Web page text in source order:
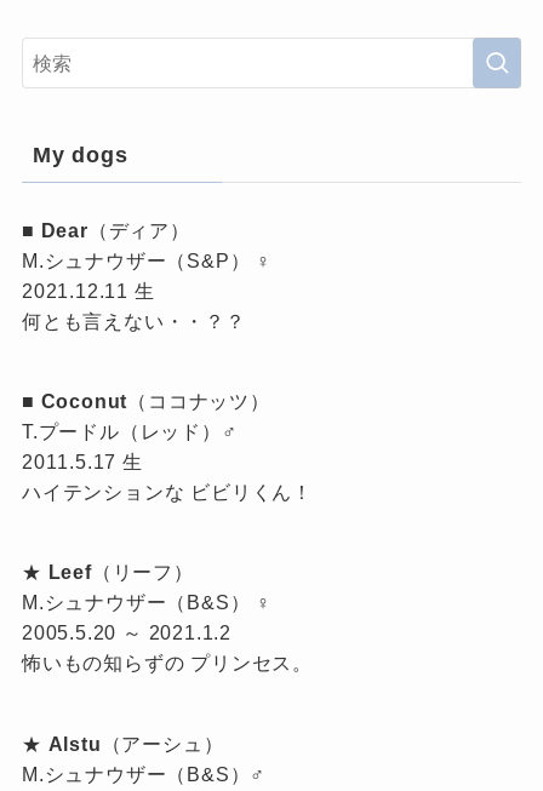
My dogs
■ Dear （ディア）
M.シュナウザー（S&P） ♀
2021.12.11 生
何とも言えない・・？？
■ Coconut （ココナッツ）
T.プードル（レッド）♂
2011.5.17 生
ハイテンションな ビビリくん！
★ Leef（リーフ）
M.シュナウザー（B&S） ♀
2005.5.20 ～ 2021.1.2
怖いもの知らずの プリンセス。
★ Alstu （アーシュ）
M.シュナウザー（B&S）♂